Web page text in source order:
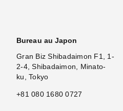
Bureau au Japon
Gran Biz Shibadaimon F1, 1-
2-4, Shibadaimon, Minato-
ku, Tokyo
+81 080 1680 0727